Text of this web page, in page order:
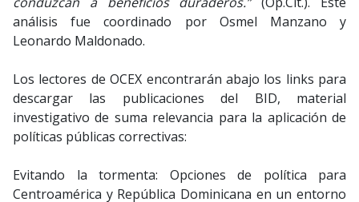
análisis fue coordinado por Osmel Manzano y
Leonardo Maldonado.
Los lectores de OCEX encontrarán abajo los links para
descargar las publicaciones del BID, material
investigativo de suma relevancia para la aplicación de
políticas públicas correctivas:
Evitando la tormenta: Opciones de política para
Centroamérica y República Dominicana en un entorno